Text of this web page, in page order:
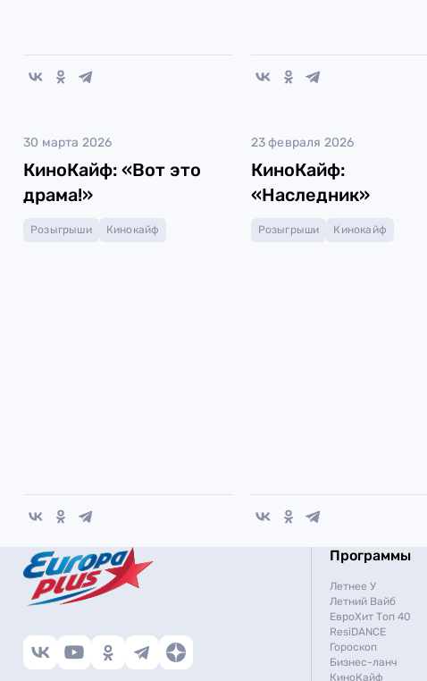
30 марта 2026
КиноКайф: «Вот это
драма!»
Розыгрыши Кинокайф
23 февраля 2026
КиноКайф:
«Наследник»
Розыгрыши Кинокайф
Программы
Летнее У
Летний Вайб
ЕвроХит Топ 40
ResiDANCE
Гороскоп
Бизнес-ланч
КиноКайф